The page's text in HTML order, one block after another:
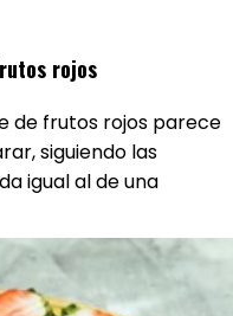
rojos
de frutos rojos parece
siguiendo las
igual al de una